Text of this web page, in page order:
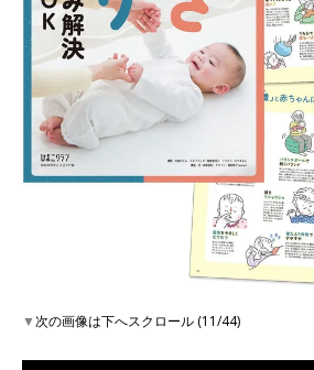
▼次の画像は下へスクロール (11/44)